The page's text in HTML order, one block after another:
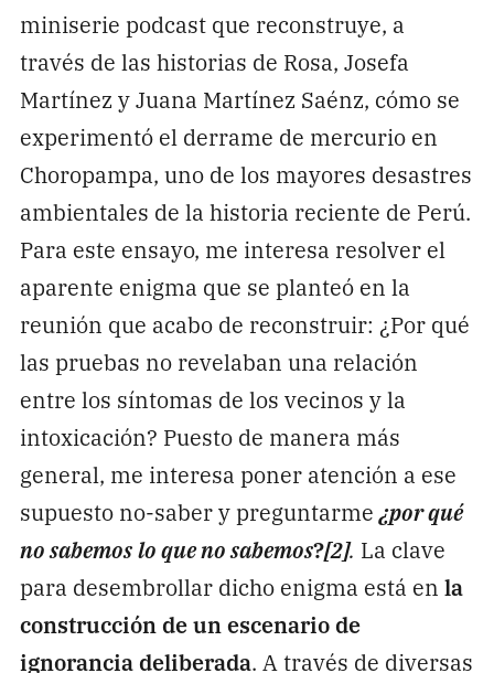
miniserie podcast que reconstruye, a
través de las historias de Rosa, Josefa
Martínez y Juana Martínez Saénz, cómo se
experimentó el derrame de mercurio en
Choropampa, uno de los mayores desastres
ambientales de la historia reciente de Perú.
Para este ensayo, me interesa resolver el
aparente enigma que se planteó en la
reunión que acabo de reconstruir: ¿Por qué
las pruebas no revelaban una relación
entre los síntomas de los vecinos y la
intoxicación? Puesto de manera más
general, me interesa poner atención a ese
supuesto no-saber y preguntarme¿por qué
no sabemoslo que no sabemos?[2]. La clave
para desembrollar dicho enigma está en la
construcción de un escenario de
ignorancia deliberada. A través de diversas